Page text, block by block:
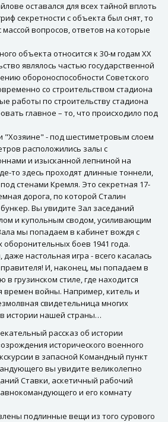
оставался для всех тайной вплоть
секретности с объекта был снят, то
массой вопросов, ответов на которые
объекта относится к 30-м годам ХХ
являлось частью государственной
обороноспособности Советского
со строительством стадиона
работы по строительству стадиона
главное – то, что происходило под
"Хозяине" - под шестиметровым слоем
расположились залы с
и изысканной лепниной на
то здесь проходят длинные тоннели,
стенами Кремля. Это секретная 17-
дорога, по которой Сталин
Вы увидите Зал заседаний
и купольным сводом, усиливающим
мы попадаем в кабинет вождя с
боев 1941 года.
настольная игра - всего касалась
И, наконец, мы попадаем в
грузинском стиле, где находится
времен войны. Например, китель и
свидетельница многих
истории нашей страны…
рассказ об истории
исторического военного
в запасной Командный пункт
вы увидите великолепно
Ставки, аскетичный рабочий
и его комнату
подлинные вещи из того сурового